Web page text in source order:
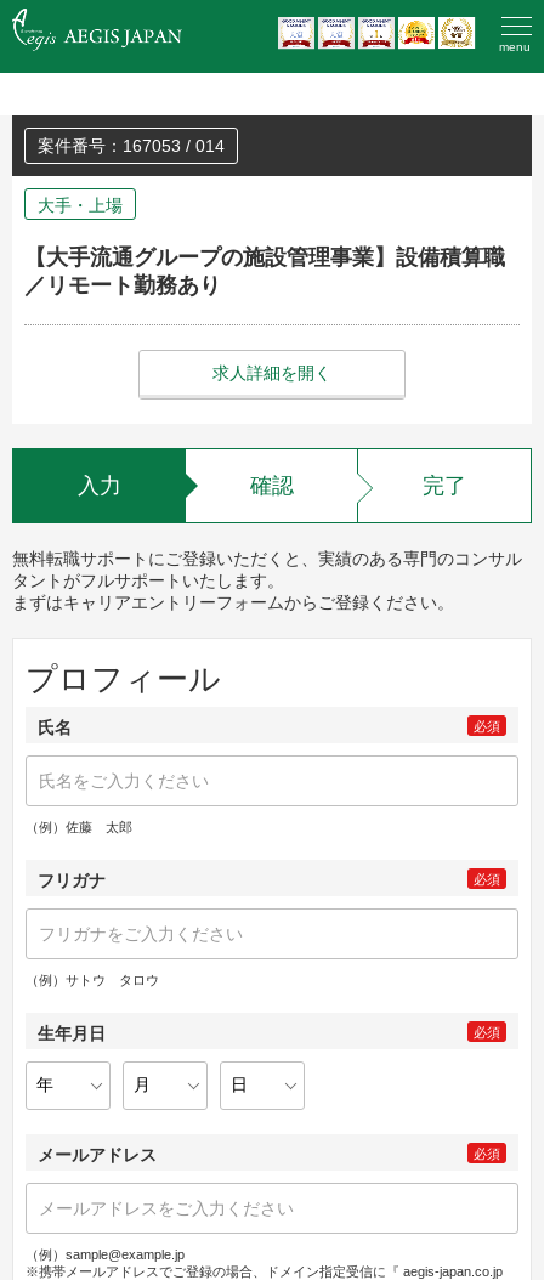
menu
HOME
案件番号：167053 / 014
大手・上場
【大手流通グループの施設管理事業】設備積算職
／リモート勤務あり
求人詳細を開く
入力 確認 完了
無料転職サポートにご登録いただくと、実績のある専門のコンサル
タントがフルサポートいたします。
まずはキャリアエントリーフォームからご登録ください。
プロフィール
氏名 必須
（例）佐藤 太郎
フリガナ 必須
（例）サトウ タロウ
生年月日 必須
メールアドレス 必須
（例）sample@example.jp
※携帯メールアドレスでご登録の場合、ドメイン指定受信に『 aegis-japan.co.jp